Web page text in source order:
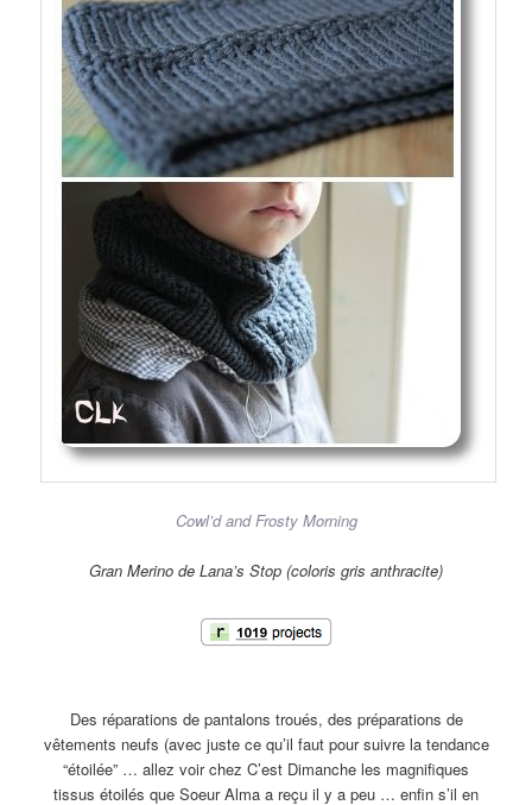
Cowl’d and Frosty Morning
Gran Merino de Lana’s Stop (coloris gris anthracite)
Des réparations de pantalons troués, des préparations de
vêtements neufs (avec juste ce qu’il faut pour suivre la tendance
“étoilée” … allez voir chez C’est Dimanche les magnifiques
tissus étoilés que Soeur Alma a reçu il y a peu … enfin s’il en